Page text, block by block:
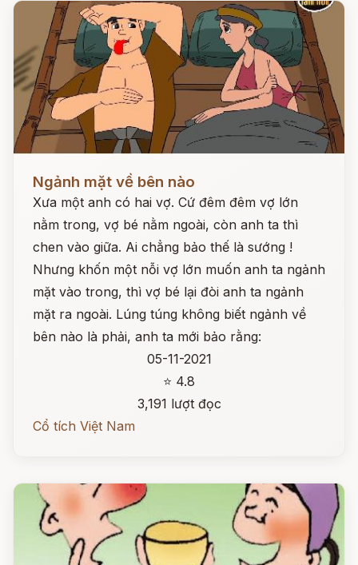
Ngảnh mặt về bên nào
Xưa một anh có hai vợ. Cứ đêm đêm vợ lớn
nằm trong, vợ bé nằm ngoài, còn anh ta thì
chen vào giữa. Ai chẳng bảo thế là sướng !
Nhưng khốn một nỗi vợ lớn muốn anh ta ngảnh
mặt vào trong, thì vợ bé lại đòi anh ta ngảnh
mặt ra ngoài. Lúng túng không biết ngảnh về
bên nào là phải, anh ta mới bảo rằng:
05-11-2021
⭐ 4.8
3,191 lượt đọc
Cổ tích Việt Nam